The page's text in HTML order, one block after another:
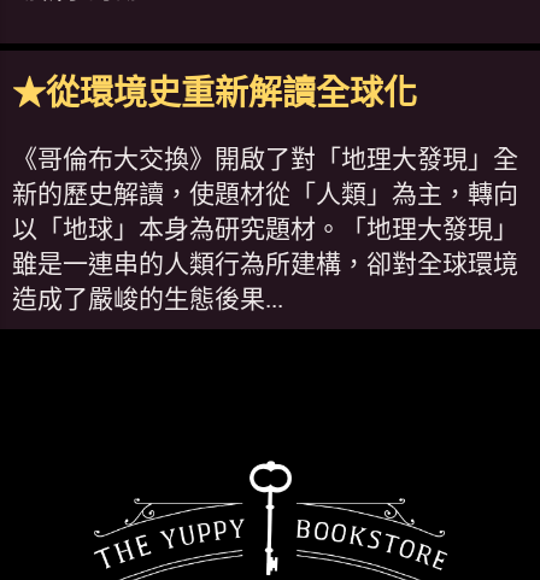
★從環境史重新解讀全球化
《哥倫布大交換》開啟了對「地理大發現」全
新的歷史解讀，使題材從「人類」為主，轉向
以「地球」本身為研究題材。「地理大發現」
雖是一連串的人類行為所建構，卻對全球環境
造成了嚴峻的生態後果...